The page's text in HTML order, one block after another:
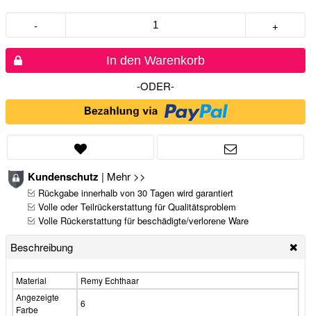
- +
In den Warenkorb
-ODER-
Kundenschutz | Mehr >>
Rückgabe innerhalb von 30 Tagen wird garantiert
Volle oder Teilrückerstattung für Qualitätsproblem
Volle Rückerstattung für beschädigte/verlorene Ware
Beschreibung
Material
Remy Echthaar
Angezeigte
Farbe
6